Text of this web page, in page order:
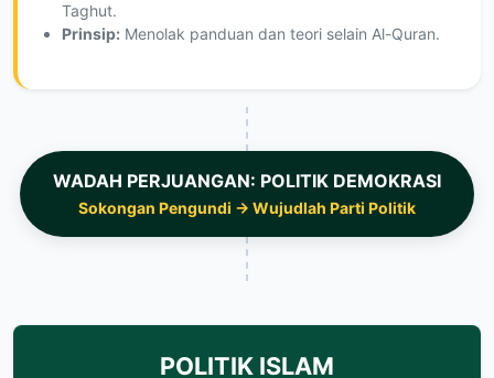
Taghut.
Prinsip: Menolak panduan dan teori selain Al-Quran.
WADAH PERJUANGAN: POLITIK DEMOKRASI
Sokongan Pengundi → Wujudlah Parti Politik
POLITIK ISLAM